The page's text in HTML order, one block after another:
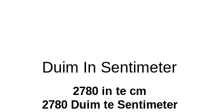
Duim In Sentimeter
2780 in te cm
2780 Duim te Sentimeter